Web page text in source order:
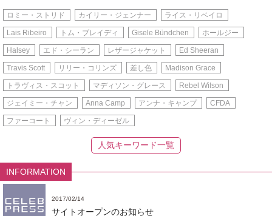
ロミー・ストリド カイリー・ジェンナー ライス・リベイロ
Lais Ribeiro トム・ブレイディ Gisele Bündchen ホールジー
Halsey エド・シーラン レザージャケット Ed Sheeran
Travis Scott リリー・コリンズ 差し色 Madison Grace
トラヴィス・スコット マディソン・グレース Rebel Wilson
ジェイミー・チャン Anna Camp アンナ・キャンプ CFDA
ファーコート ヴィン・ディーゼル
人気キーワード一覧
INFORMATION
2017/02/14
サイトオープンのお知らせ